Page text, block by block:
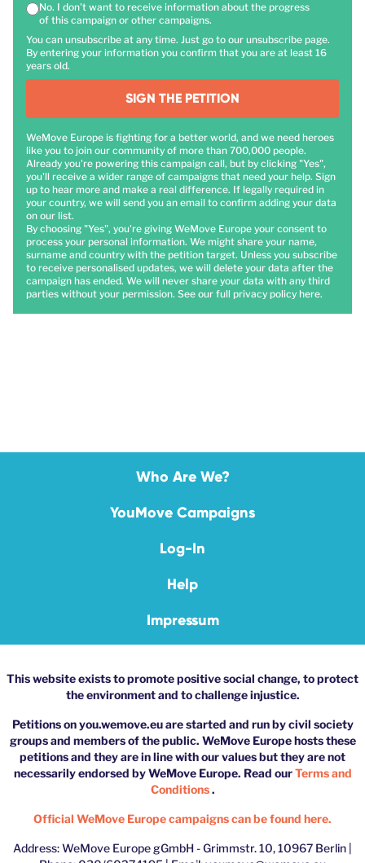
No. I don't want to receive information about the progress
of this campaign or other campaigns.
You can unsubscribe at any time. Just go to our unsubscribe page.
By entering your information you confirm that you are at least 16
years old.
SIGN THE PETITION
WeMove Europe is fighting for a better world, and we need heroes
like you to join our community of more than 700,000 people.
Already you're powering this campaign call, but by clicking "Yes",
you'll receive a wider range of campaigns that need your help. Sign
up to hear more and make a real difference. If legally required in
your country, we will send you an email to confirm adding your data
on our list.
By choosing "Yes", you're giving WeMove Europe your consent to
process your personal information. We might share your name,
surname and country with the petition target. Unless you subscribe
to receive personalised updates, we will delete your data after the
campaign has ended. We will never share your data with any third
parties without your permission. See our full privacy policy here.
Who Are We?
YouMove Campaigns
Log-In
Help
Impressum
This website exists to promote positive social change, to protect
the environment and to challenge injustice.
Petitions on you.wemove.eu are started and run by civil society
groups and members of the public. WeMove Europe hosts these
petitions and they are in line with our values but they are not
necessarily endorsed by WeMove Europe. Read ourTerms and
Conditions.
Official WeMove Europe campaigns can be found here.
Address: WeMove Europe gGmbH - Grimmstr. 10, 10967 Berlin |